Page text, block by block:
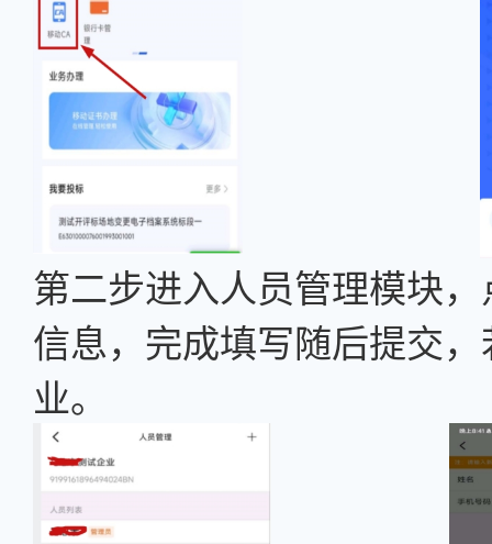
第二步进入人员管理模块
信息，完成填写随后提交
业。